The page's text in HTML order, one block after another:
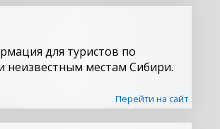
для туристов по
неизвестным местам Сибири.
Перейти на сайт